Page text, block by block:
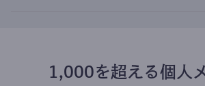
1,000を超える個人